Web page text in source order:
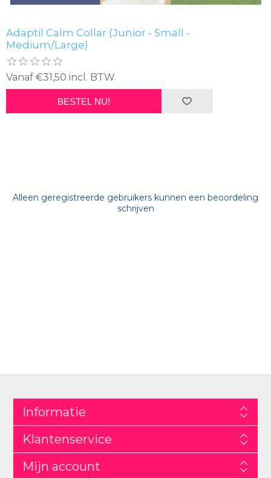
Adaptil Calm Collar (Junior - Small -
Medium/Large)
Vanaf €31,50 incl. BTW
BESTEL NU!
Alleen geregistreerde gebruikers kunnen een beoordeling
schrijven
Informatie
Klantenservice
Mijn account